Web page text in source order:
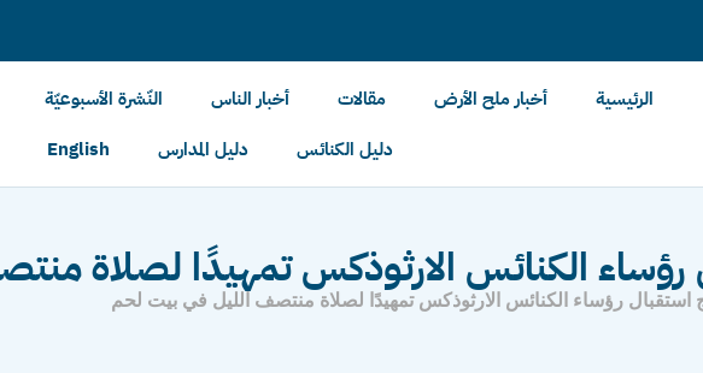
الرئيسية أخبار ملح الأرض مقالات أخبار الناس النّشرة الأسبوعيّة
دليل الكنائس
دليل المدارس English
رؤساء الكنائس الارثوذكس تمهيدًا لصلاة
استقبال رؤساء الكنائس الارثوذكس تمهيدًا لصلاة منتصف الليل في بيت لحم